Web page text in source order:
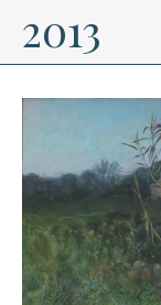
2013